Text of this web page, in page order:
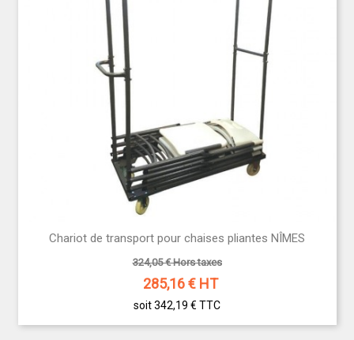
Chariot de transport pour chaises pliantes NÎMES
324,05 € Hors taxes
285,16€ HT
soit 342,19 € TTC